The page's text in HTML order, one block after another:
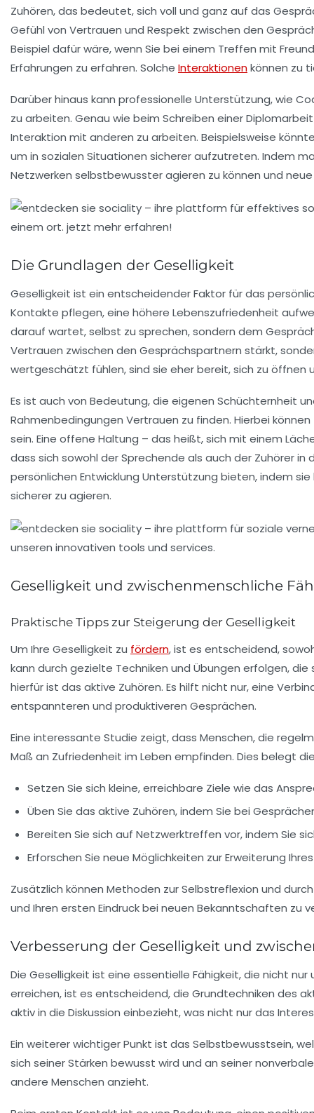
Zuhören, das bedeutet, sich voll und ganz auf das
Gefühl von Vertrauen und Respekt zwischen den
Beispiel dafür wäre, wenn Sie bei einem Treffen mit
Erfahrungen zu erfahren. Solche Interaktionenkönnen zu
Darüber hinaus kann professionelle Unterstützung, wie
zu arbeiten. Genau wie beim Schreiben einer
Interaktion mit anderen zu arbeiten. Beispielsweise
um in sozialen Situationen sicherer aufzutreten. Indem
Netzwerken selbstbewusster agieren zu können und
Die Grundlagen der Geselligkeit
Geselligkeit ist ein entscheidender Faktor für das
Kontakte pflegen, eine höhere Lebenszufriedenheit
darauf wartet, selbst zu sprechen, sondern dem
Vertrauen zwischen den Gesprächspartnern stärkt,
wertgeschätzt fühlen, sind sie eher bereit, sich zu öffnen
Es ist auch von Bedeutung, die eigenen Schüchternheit
Rahmenbedingungen Vertrauen zu finden. Hierbei
sein. Eine offene Haltung – das heißt, sich mit einem
dass sich sowohl der Sprechende als auch der Zuhörer
persönlichen Entwicklung Unterstützung bieten, indem
sicherer zu agieren.
Geselligkeit und zwischenmenschliche
Praktische Tipps zur Steigerung der Geselligkeit
Um Ihre Geselligkeit zu fördern, ist es entscheidend,
kann durch gezielte Techniken und Übungen erfolgen,
hierfür ist das aktive Zuhören. Es hilft nicht nur, eine
entspannteren und produktiveren Gesprächen.
Eine interessante Studie zeigt, dass Menschen, die
Maß an Zufriedenheit im Leben empfinden. Dies belegt
Setzen Sie sich kleine, erreichbare Ziele wie das
Üben Sie das aktive Zuhören, indem Sie bei
Bereiten Sie sich auf Netzwerktreffen vor, indem Sie
Erforschen Sie neue Möglichkeiten zur Erweiterung
Zusätzlich können Methoden zurSelbstreflexion und
und Ihren ersten Eindruck bei neuen Bekanntschaften zu
Verbesserung der Geselligkeit und
Die Geselligkeit ist eine essentielle Fähigkeit, die nicht
erreichen, ist es entscheidend, die Grundtechniken des
aktiv in die Diskussion einbezieht, was nicht nur das
Ein weiterer wichtiger Punkt ist das Selbstbewusstsein,
sich seiner Stärken bewusst wird und an seiner
andere Menschen anzieht.